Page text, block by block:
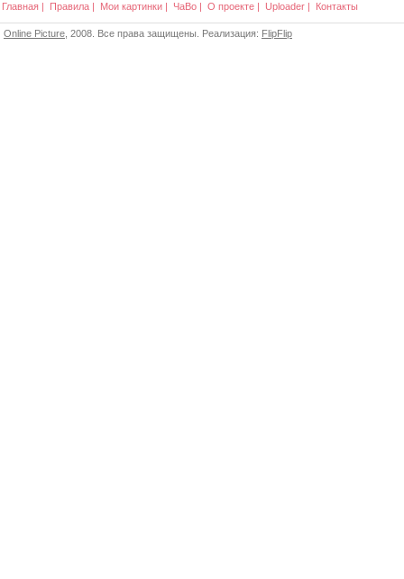
Главная | Правила | Мои картинки | ЧаВо | О проекте | Uploader | Контакты
Online Picture , 2008. Все права защищены. Реализация: FlipFlip